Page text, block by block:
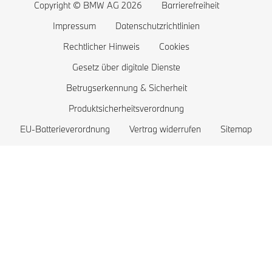
Wunschliste
ConnectedDrive Store
Leasingbeispiele für Gewerbekunden
Leasingbeispiele für Privatkunden
Fahrzeuge vergleichen
BMW Lifestyle Store
BMW 2er
BMW M Modelle
BMW Limousinen
BMW Concept Cars
BMW Exklusive Automobile
Reichweite von Elektroautos
Kosten eines Elektroautos
BMW Plug-in-Hybrid
Copyright © BMW AG 2026
Barrierefreiheit
Impressum
Datenschutzrichtlinien
Rechtlicher Hinweis
Cookies
Gesetz über digitale Dienste
Betrugserkennung & Sicherheit
Produktsicherheitsverordnung
EU-Batterieverordnung
Vertrag widerrufen Sitemap